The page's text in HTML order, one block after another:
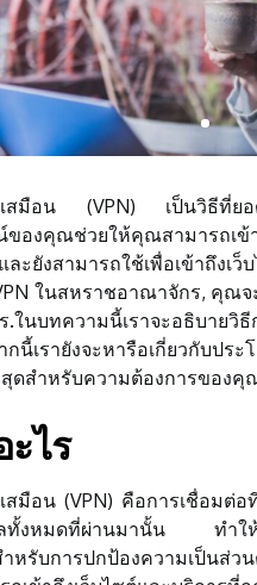
เสมือน (VPN) เป็นวิธีที่ยอ
องคุณช่วยให้คุณสามารถเข้
ะยังสามารถใช้เพื่อเข้าถึงเ
ในสหราชอาณาจักร, คุณจ
ในบทความนี้เราจะอธิบายวิ
นี้เรายังจะหารือเกี่ยวกับปร
ดสำหรับความต้องการของคุ
ะไร
สมือน (VPN) คือการเชื่อมต่
ทั้งหมดที่ผ่านมานั้น ทำให้เ
หรับการปกป้องความเป็นส่